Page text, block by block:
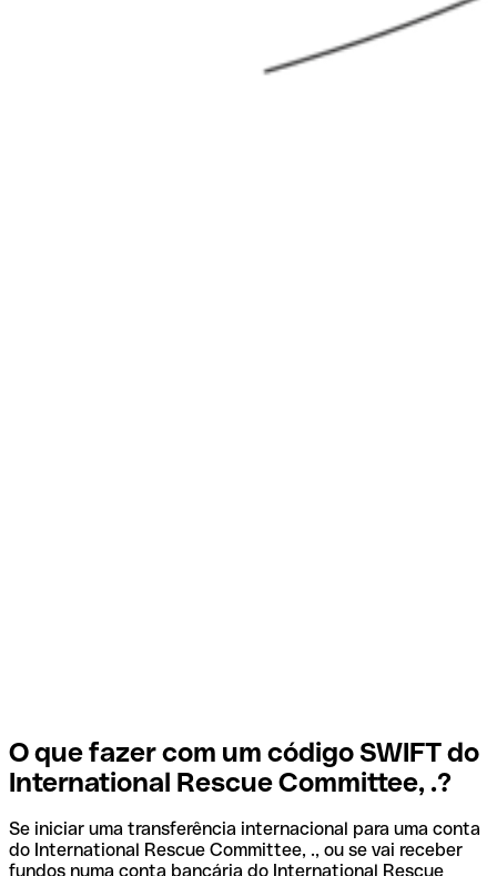
O que fazer com um código SWIFT do
International Rescue Committee, .?
Se iniciar uma transferência internacional para uma conta
do International Rescue Committee, ., ou se vai receber
fundos numa conta bancária do International Rescue